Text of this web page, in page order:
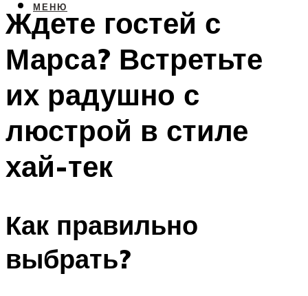
МЕНЮ
Ждете гостей с
Марса? Встретьте
их радушно с
люстрой в стиле
хай-тек
Как правильно
выбрать?